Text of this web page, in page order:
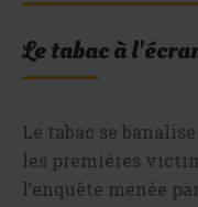
Le tabac à
Le tabac se
les premières
l’enquête menée